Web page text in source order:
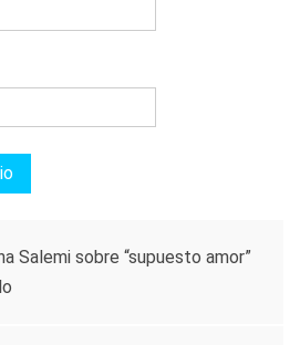
Salemi sobre “supuesto amor”